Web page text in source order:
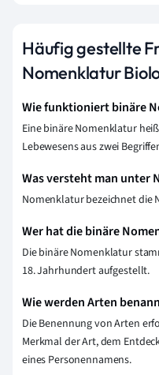
Häufig gestellte
Nomenklatur
Wie funktioniert binäre
Eine binäre Nomenklatur
Lebewesens aus zwei
Was versteht man unter
Nomenklatur bezeichnet die
Wer hat die binäre
Die binäre Nomenklatur
18. Jahrhundert aufgestellt.
Wie werden Arten
Die Benennung von Arten
Merkmal der Art, dem
eines Personennamens.